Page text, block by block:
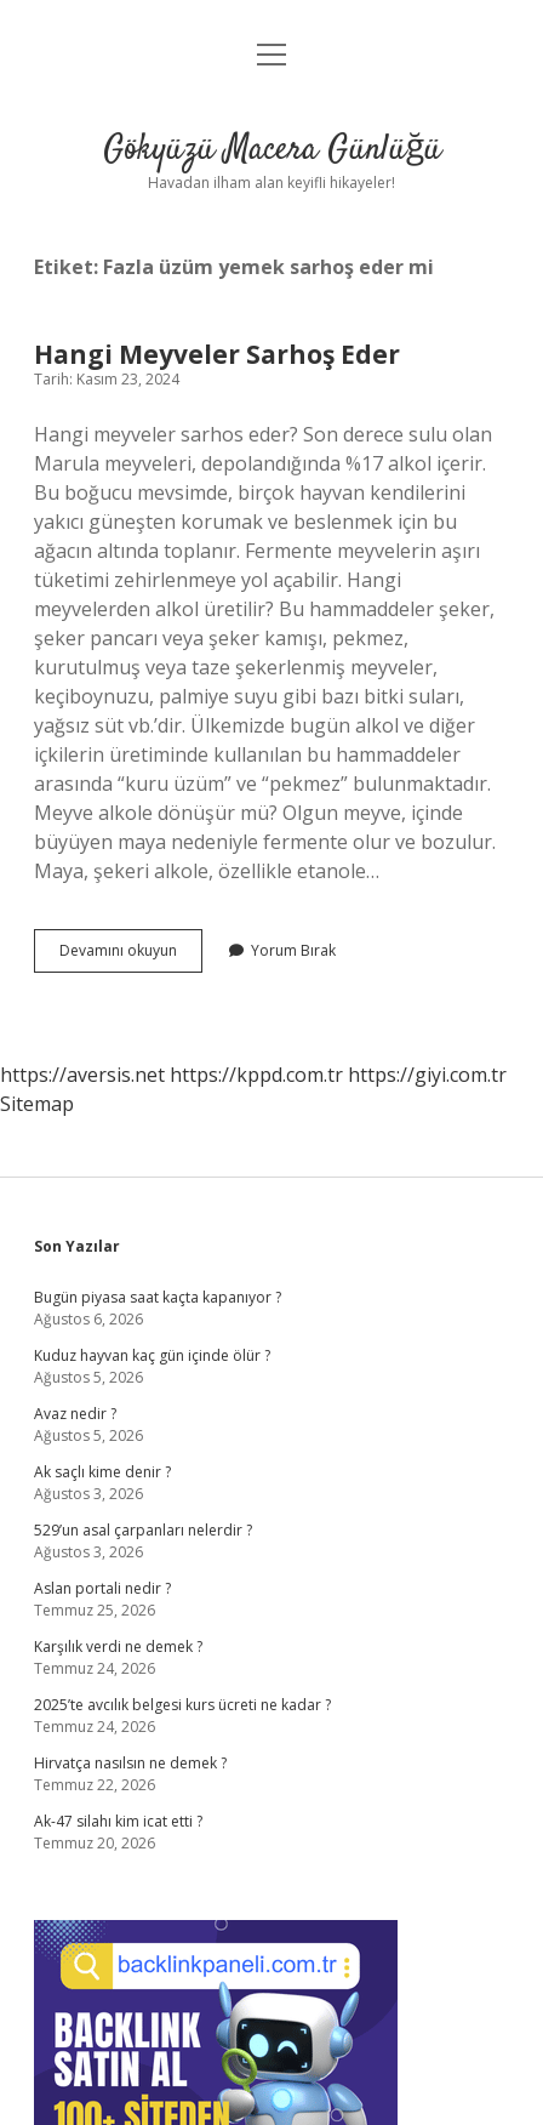
Anasayfa
Yasal Uyarı
menüyü
Gökyüzü Macera Günlüğü
Havadan ilham alan keyifli hikayeler!
Etiket: Fazla üzüm yemek sarhoş eder mi
Hangi Meyveler Sarhoş Eder
Tarih: Kasım 23, 2024
Hangi meyveler sarhos eder? Son derece sulu olan
Marula meyveleri, depolandığında %17 alkol içerir.
Bu boğucu mevsimde, birçok hayvan kendilerini
yakıcı güneşten korumak ve beslenmek için bu
ağacın altında toplanır. Fermente meyvelerin aşırı
tüketimi zehirlenmeye yol açabilir. Hangi
meyvelerden alkol üretilir? Bu hammaddeler şeker,
şeker pancarı veya şeker kamışı, pekmez,
kurutulmuş veya taze şekerlenmiş meyveler,
keçiboynuzu, palmiye suyu gibi bazı bitki suları,
yağsız süt vb.’dir. Ülkemizde bugün alkol ve diğer
içkilerin üretiminde kullanılan bu hammaddeler
arasında “kuru üzüm” ve “pekmez” bulunmaktadır.
Meyve alkole dönüşür mü? Olgun meyve, içinde
büyüyen maya nedeniyle fermente olur ve bozulur.
Maya, şekeri alkole, özellikle etanole…
Devamını okuyun
Meyveler
Yorum Bırak
https://aversis.net https://kppd.com.tr https://giyi.com.tr
Sitemap
Sidebar
Son Yazılar
Bugün piyasa saat kaçta kapanıyor ?
Ağustos 6, 2026
Kuduz hayvan kaç gün içinde ölür ?
Ağustos 5, 2026
Avaz nedir ?
Ağustos 5, 2026
Ak saçlı kime denir ?
Ağustos 3, 2026
529’un asal çarpanları nelerdir ?
Ağustos 3, 2026
Aslan portali nedir ?
Temmuz 25, 2026
Karşılık verdi ne demek ?
Temmuz 24, 2026
2025’te avcılık belgesi kurs ücreti ne kadar ?
Temmuz 24, 2026
Hirvatça nasılsın ne demek ?
Temmuz 22, 2026
Ak-47 silahı kim icat etti ?
Temmuz 20, 2026